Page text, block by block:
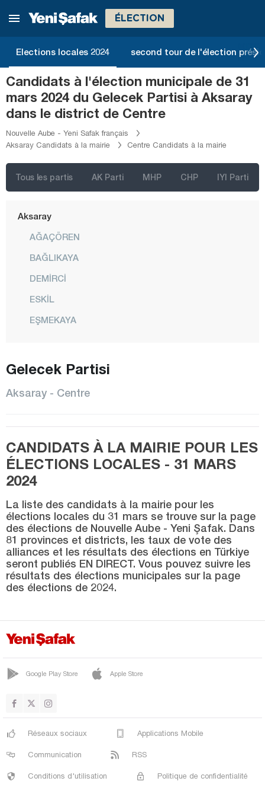
ÉLECTION
Elections locales 2024 second tour de l'élection
Candidats à l'élection municipale de 31
mars 2024 du Gelecek Partisi à Aksaray
dans le district de Centre
Nouvelle Aube - Yeni Safak français
Aksaray Candidats à la mairie
Centre Candidats à la mairie
Tous les partis AK Parti MHP CHP IYI Parti
İstanbul
Ankara
Adana
Adıyaman
Ağrı
Aksaray
AĞAÇÖREN
BAĞLIKAYA
DEMİRCİ
ESKİL
EŞMEKAYA
HELVADERE
CENTRE
ORTAKÖY
SARATLI
SARIYAHŞİ
SELİME
SULTANHANI
TAŞPINAR
YENİKENT
YEŞİLOVA
YEŞİLTEPE
Amasya
Antalya
Ardahan
Artvin
Aydın
Gelecek Partisi
Aksaray - Centre
CANDIDATS À LA MAIRIE POUR LES
ÉLECTIONS LOCALES - 31 MARS
2024
La liste des candidats à la mairie pour les
élections locales du 31 mars se trouve sur la page
des élections de Nouvelle Aube - Yeni Şafak. Dans
81 provinces et districts, les taux de vote des
alliances et les résultats des élections en Türkiye
seront publiés EN DIRECT. Vous pouvez suivre les
résultats des élections municipales sur la page
des élections de 2024.
Google Play Store Apple Store
Réseaux sociaux Applications Mobile
Communication RSS
Conditions d'utilisation Politique de confidentialité